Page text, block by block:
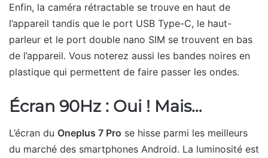
Enfin, la caméra rétractable se trouve en haut de
l’appareil tandis que le port USB Type-C, le haut-
parleur et le port double nano SIM se trouvent en bas
de l’appareil. Vous noterez aussi les bandes noires en
plastique qui permettent de faire passer les ondes.
Écran 90Hz : Oui ! Mais…
L’écran du Oneplus 7 Pro se hisse parmi les meilleurs
du marché des smartphones Android. La luminosité est